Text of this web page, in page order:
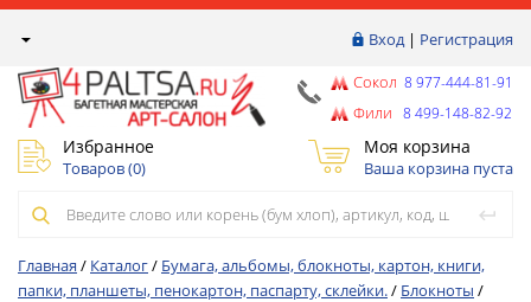
Вход| Регистрация
Сокол 8 977-444-81-91
Фили 8 499-148-82-92
Избранное
Товаров (0)
Моя корзина
Ваша корзина пуста
Главная / Каталог/ Бумага, альбомы, блокноты, картон, книги,
папки, планшеты, пенокартон, паспарту, склейки./ Блокноты /